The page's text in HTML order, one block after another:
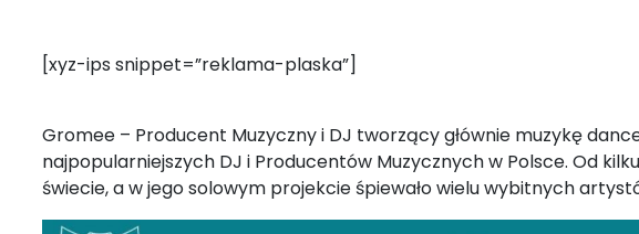
[xyz-ips snippet=”reklama-plaska”]
Gromee – Producent Muzyczny i DJ tworzący głównie muzykę
najpopularniejszych DJ i Producentów Muzycznych w Polsce. Od
świecie, a w jego solowym projekcie śpiewało wielu wybitnych